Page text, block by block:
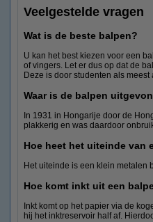
Veelgestelde vragen
Wat is de beste balpen?
U kan het best kiezen voor een
of vingers. Let er dus op dat de
Deze is door studenten als
Waar is de balpen
In 1931 in Hongarije door de
plakkerig en was daardoor
Hoe heet het uiteinde van
Het uiteinde is een klein metalen
Hoe komt inkt uit een
Inkt komt op het papier via de
hij het inktreservoir half af.